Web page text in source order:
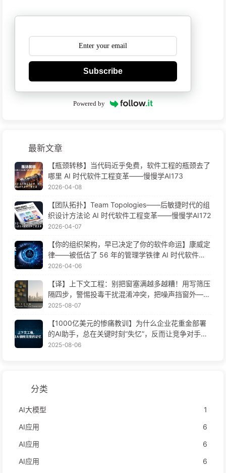
Subscribe
Powered by
最新文章
【瓶颈转移】当代码近乎免费，软件工程的瓶颈去了
哪里 AI 时代软件工程变革——慢慢学AI173
2026-04-08
【团队拓扑】Team Topologies——后敏捷时代的组
织设计方法论 AI 时代软件工程变革——慢慢学AI172
2026-04-07
【你的组织架构，早已决定了你的软件命运】康威定
律——被低估了 56 年的管理学铁律 AI 时代软件工
程变革——慢慢学AI171
2026-04-06
【译】上下文工程：别把窗塞满越多越糟！用写筛压
隔四步，警惕投毒干扰混淆冲突，把噪声挡窗外——
慢慢学AI170
2025-08-07
【1000亿美元的惨痛教训】为什么企业花重金部署
的AI助手，总在关键时刻“失忆”，反而让竞争对手实
现90%性能提升？——慢慢学AI169
2025-08-06
分类
AI大模型
1
AI应用
6
AI应用
6
AI应用
6